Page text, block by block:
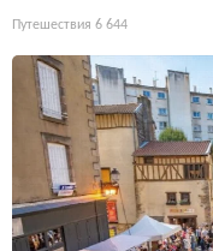
Путешествия 6 644